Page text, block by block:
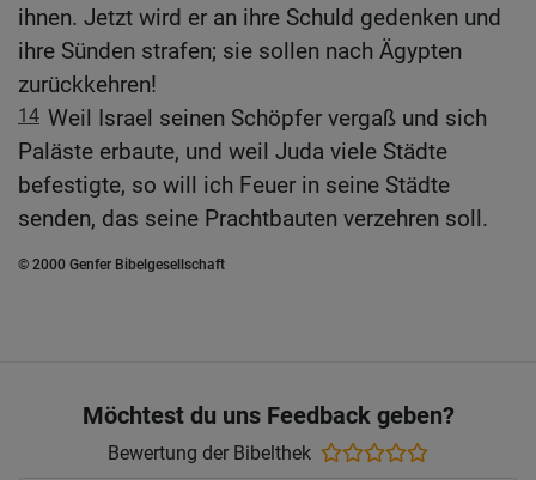
ihnen. Jetzt wird er an ihre Schuld gedenken und
ihre Sünden strafen; sie sollen nach Ägypten
zurückkehren!
14 Weil Israel seinen Schöpfer vergaß und sich
Paläste erbaute, und weil Juda viele Städte
befestigte, so will ich Feuer in seine Städte
senden, das seine Prachtbauten verzehren soll.
© 2000 Genfer Bibelgesellschaft
Möchtest du uns Feedback geben?
Bewertung der Bibelthek